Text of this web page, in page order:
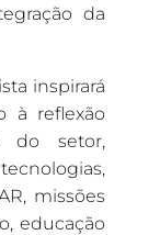
da
inspirará
à reflexão
do setor,
missões
educação